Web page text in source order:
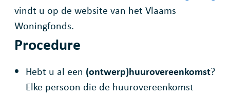
vindt u op de website van het Vlaams
Woningfonds.
Procedure
Hebt u al een (ontwerp)huurovereenkomst?
Elke persoon die de huurovereenkomst